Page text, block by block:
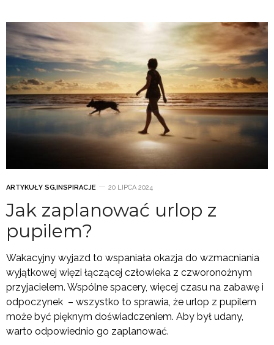
ARTYKUŁY SG INSPIRACJE 20 LIPCA 2024
Jak zaplanować urlop z
pupilem?
Wakacyjny wyjazd to wspaniała okazja do wzmacniania
wyjątkowej więzi łączącej człowieka z czworonożnym
przyjacielem. Wspólne spacery, więcej czasu na zabawę i
odpoczynek – wszystko to sprawia, że urlop z pupilem
może być pięknym doświadczeniem. Aby był udany,
warto odpowiednio go zaplanować.